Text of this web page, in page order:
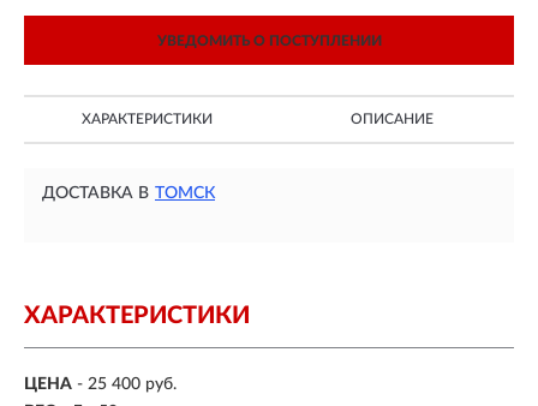
УВЕДОМИТЬ О ПОСТУПЛЕНИИ
ХАРАКТЕРИСТИКИ ОПИСАНИЕ
ДОСТАВКА В ТОМСК
ХАРАКТЕРИСТИКИ
ЦЕНА - 25 400 руб.